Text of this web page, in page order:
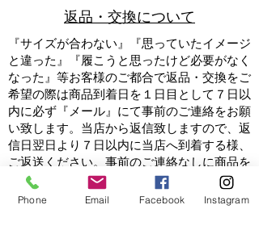
返品・交換について
『サイズが合わない』『思っていたイメージ
と違った』『履こうと思ったけど必要がなく
なった』等お客様のご都合で返品・交換をご
希望の際は商品到着日を１日目として７日以
内に必ず『 メール 』にて事前のご連絡をお願
い致します。当店から返信致しますので、返
信日翌日より７日以内に当店へ到着する様、
ご返送ください。事前のご連絡なしに商品を
返品された場合、当店では受領いたしかねま
す。ご返送の際は配達トラブルを避けるた
Phone Email Facebook Instagram